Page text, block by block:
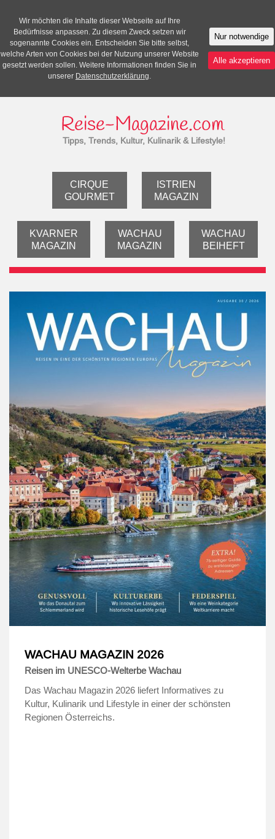
Tipps, Trends, Kultur, Kulinarik & Lifestyle!
CIRQUE
GOURMET
ISTRIEN
MAGAZIN
KVARNER
MAGAZIN
WACHAU
MAGAZIN
WACHAU
BEIHEFT
WACHAU MAGAZIN 2026
Reisen im UNESCO-Welterbe Wachau
Das Wachau Magazin 2026 liefert Informatives zu
Kultur, Kulinarik und Lifestyle in einer der schönsten
Regionen Österreichs.
Wir möchten die Inhalte dieser Webseite auf Ihre
Bedürfnisse anpassen. Zu diesem Zweck setzen wir
sogenannte Cookies ein. Entscheiden Sie bitte selbst,
welche Arten von Cookies bei der Nutzung unserer Website
gesetzt werden sollen. Weitere Informationen finden Sie in
unserer Datenschutzerklärung.
Nur notwendige
Alle akzeptieren